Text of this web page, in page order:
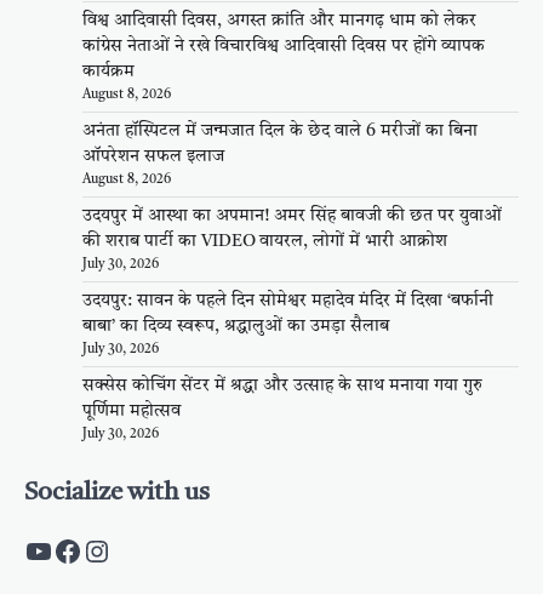
विश्व आदिवासी दिवस, अगस्त क्रांति और मानगढ़ धाम को लेकर
कांग्रेस नेताओं ने रखे विचारविश्व आदिवासी दिवस पर होंगे व्यापक
कार्यक्रम
August 8, 2026
अनंता हॉस्पिटल में जन्मजात दिल के छेद वाले 6 मरीजों का बिना
ऑपरेशन सफल इलाज
August 8, 2026
उदयपुर में आस्था का अपमान! अमर सिंह बावजी की छत पर युवाओं
की शराब पार्टी का VIDEO वायरल, लोगों में भारी आक्रोश
July 30, 2026
उदयपुर: सावन के पहले दिन सोमेश्वर महादेव मंदिर में दिखा ‘बर्फानी
बाबा’ का दिव्य स्वरूप, श्रद्धालुओं का उमड़ा सैलाब
July 30, 2026
सक्सेस कोचिंग सेंटर में श्रद्धा और उत्साह के साथ मनाया गया गुरु
पूर्णिमा महोत्सव
July 30, 2026
Socialize with us
https://www.youtube.com/c/
https://www.facebook.com/
Instagram